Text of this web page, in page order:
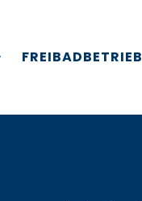
FREIBADBETRIEB